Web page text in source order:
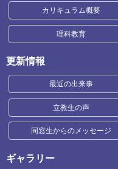
カリキュラム概要
理科教育
更新情報
最近の出来事
立教生の声
同窓生からのメッセージ
ギャラリー